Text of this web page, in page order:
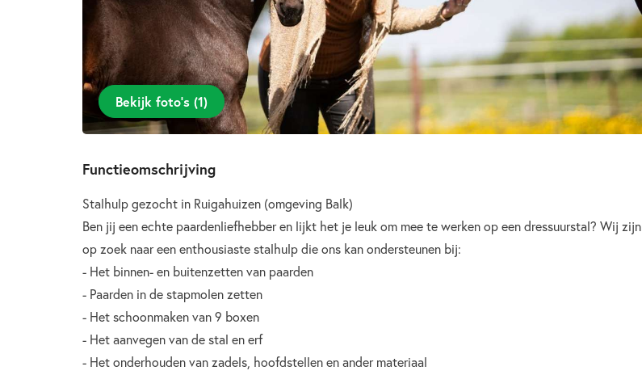
Bekijk foto’s (1)
Functieomschrijving
Stalhulp gezocht in Ruigahuizen (omgeving Balk)
Ben jij een echte paardenliefhebber en lijkt het je leuk om mee te werken op een dressuurstal? Wij zijn
op zoek naar een enthousiaste stalhulp die ons kan ondersteunen bij:
- Het binnen- en buitenzetten van paarden
- Paarden in de stapmolen zetten
- Het schoonmaken van 9 boxen
- Het aanvegen van de stal en erf
- Het onderhouden van zadels, hoofdstellen en ander materiaal